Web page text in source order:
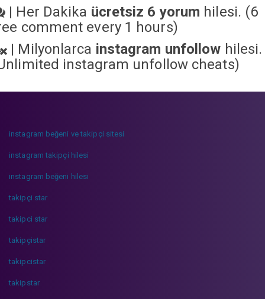
| Her Dakika ücretsiz 6 yorum hilesi. (6
comment every 1 hours)
| Milyonlarca instagram unfollow hilesi.
instagram unfollow cheats)
instagram beğeni ve takipçi sitesi
instagram takipçi hilesi
instagram beğeni hilesi
takipçi star
takipci star
takipçistar
takipcistar
takipstar